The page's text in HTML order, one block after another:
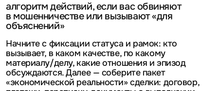
алгоритм действий, если вас обвиняют
в мошенничестве или вызывают «для
объяснений»
Начните с фиксации статуса и рамок: кто
вызывает, в каком качестве, по какому
материалу/делу, какие отношения и эпизод
обсуждаются. Далее — соберите пакет
«экономической реальности» сделки: договор,